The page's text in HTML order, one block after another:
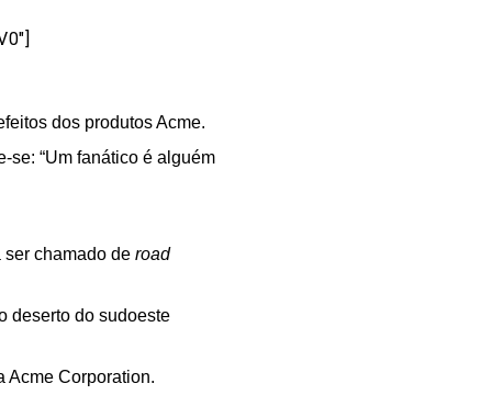
dos produtos Acme.
se: “Um fanático é alguém
chamado de road
deserto do sudoeste
Acme Corporation.